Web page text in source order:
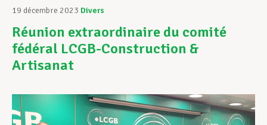
Vos droits
19 décembre 2023 Divers
Réunion extraordinaire du comité
fédéral LCGB-Construction &
Artisanat